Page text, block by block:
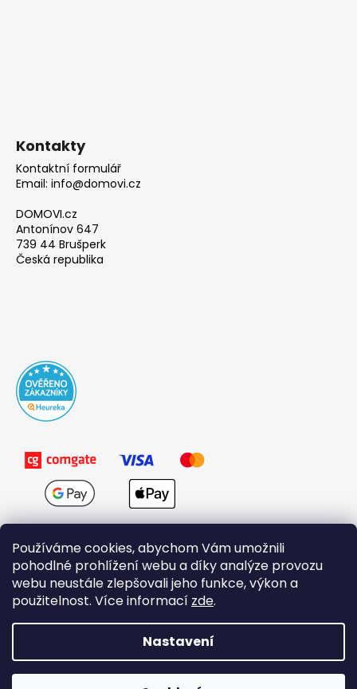
Používáme cookies, abychom Vám umožnili
pohodlné prohlížení webu a díky analýze provozu
webu neustále zlepšovali jeho funkce, výkon a
použitelnost. Více informací zde.
Nastavení
Kontakty
Kontaktní formulář
Email: info@domovi.cz
DOMOVI.cz
Antonínov 647
739 44 Brušperk
Česká republika